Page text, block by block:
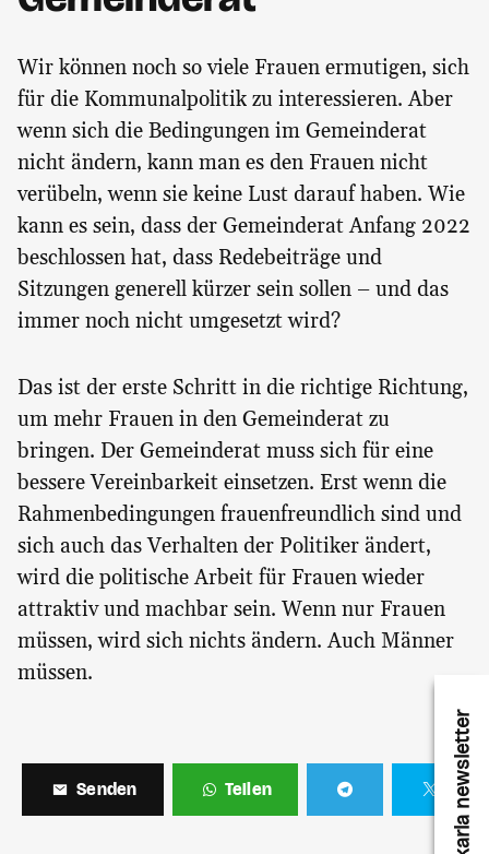
karla newsletter
Wir können noch so viele Frauen ermutigen, sich
für die Kommunalpolitik zu interessieren. Aber
wenn sich die Bedingungen im Gemeinderat
nicht ändern, kann man es den Frauen nicht
verübeln, wenn sie keine Lust darauf haben. Wie
kann es sein, dass der Gemeinderat Anfang 2022
beschlossen hat, dass Redebeiträge und
Sitzungen generell kürzer sein sollen – und das
immer noch nicht umgesetzt wird?
Das ist der erste Schritt in die richtige Richtung,
um mehr Frauen in den Gemeinderat zu
bringen. Der Gemeinderat muss sich für eine
bessere Vereinbarkeit einsetzen. Erst wenn die
Rahmenbedingungen frauenfreundlich sind und
sich auch das Verhalten der Politiker ändert,
wird die politische Arbeit für Frauen wieder
attraktiv und machbar sein. Wenn nur Frauen
müssen, wird sich nichts ändern. Auch Männer
müssen.
Senden Teilen